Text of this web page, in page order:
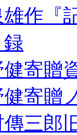
作『
健寄贈
健寄贈
傳三郎